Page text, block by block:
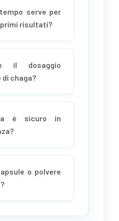
serve per
risultati?
il dosaggio
chaga?
è sicuro in
o polvere